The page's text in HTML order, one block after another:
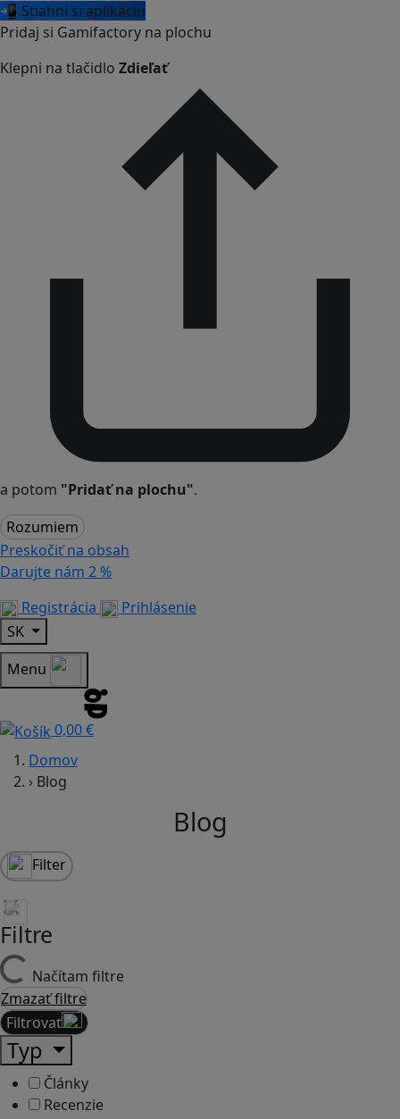
📲 Stiahni si aplikáciu
Pridaj si Gamifactory na plochu
Klepni na tlačidlo Zdieľať
a potom "Pridať na plochu".
Rozumiem
Preskočiť na obsah
Darujte nám 2 %
Registrácia
Prihlásenie
SK
Menu
0,00 €
Domov
› Blog
Blog
Filter
Filtre
Načítam filtre
Zmazať filtre
Filtrovať
Typ
Články
Recenzie